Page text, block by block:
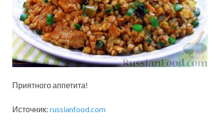
Приятного аппетита!
Источник: russianfood.com